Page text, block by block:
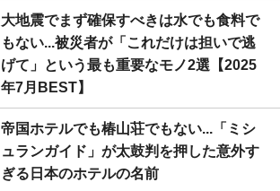
大地震でまず確保すべきは水でも食料で
もない...被災者が「これだけは担いで逃
げて」という最も重要なモノ2選【2025
年7月BEST】
帝国ホテルでも椿山荘でもない...「ミシ
ュランガイド」が太鼓判を押した意外す
ぎる日本のホテルの名前